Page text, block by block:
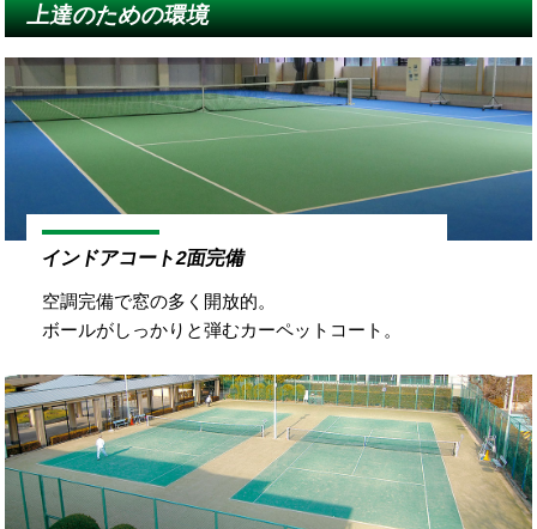
上達のための環境
インドアコート2面完備
空調完備で窓の多く開放的。
ボールがしっかりと弾むカーペットコート。